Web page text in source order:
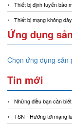
Thiết bị định tuyến bảo
Thiết bị mạng không
Ứng dụng
Chọn ứng dụng sản
Tin mới
Những điều bạn cần
TSN - Hướng tới mạng